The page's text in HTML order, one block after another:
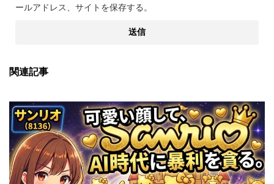
ールアドレス、サイトを保存する。
関連記事